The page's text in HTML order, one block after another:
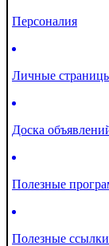
Персоналия
Личные
Доска
Полезные
Полезные ссылки